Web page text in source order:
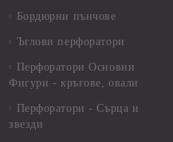
Бордюрни пънчове
Ъглови перфоратори
Перфоратори Основни
Фигури - кръгове, овали
Перфоратори - Сърца и
звезди